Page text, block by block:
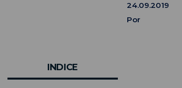
24.09.2019
Por
INDICE